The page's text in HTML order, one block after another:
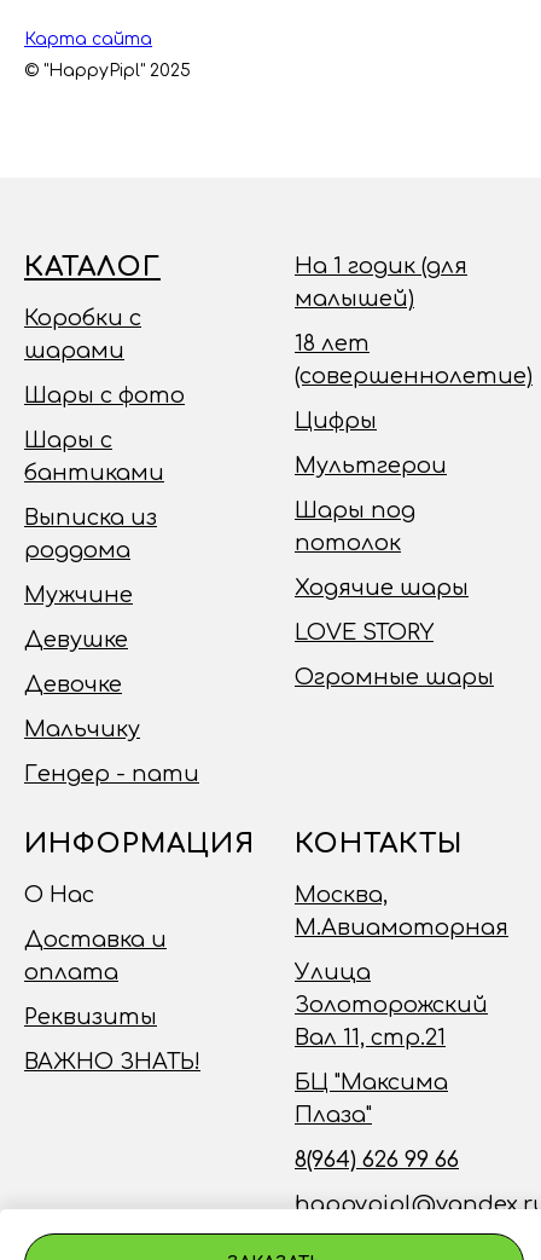
Карта сайта
© "HappyPipl" 2025
КАТАЛОГ
Коробки с
шарами
Шары с фото
Шары с
бантиками
Выписка из
роддома
Мужчине
Девушке
Девочке
Мальчику
Гендер - пати
На 1 годик (для
малышей)
18 лет
(совершеннолетие)
Цифры
Мультгерои
Шары под
потолок
Ходячие шары
LOVE STORY
Огромные шары
ИНФОРМАЦИЯ
О Нас
Доставка и
оплата
Реквизиты
ВАЖНО ЗНАТЬ!
КОНТАКТЫ
Москва,
М.Авиамоторная
Улица
Золоторожский
Вал 11, стр.21
БЦ "Максима
Плаза"
8(964) 626 99 66